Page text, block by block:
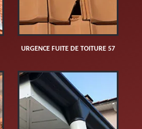
URGENCE FUITE DE TOITURE 57